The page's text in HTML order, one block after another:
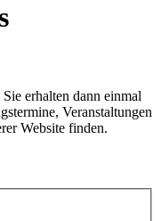
erhalten dann einmal
Veranstaltungen
Website finden.